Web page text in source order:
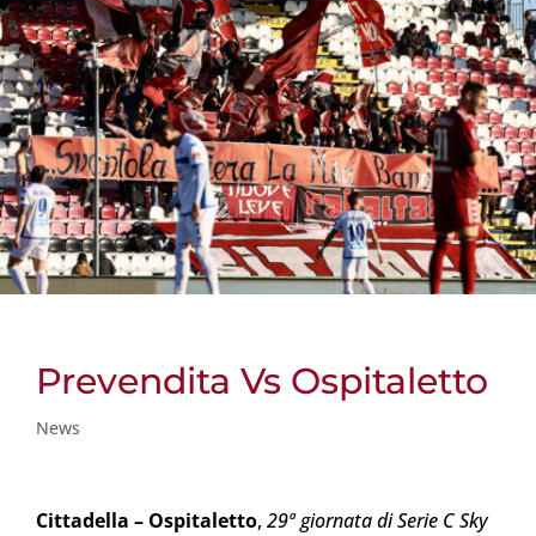
Prevendita Vs Ospitaletto
News
Cittadella – Ospitaletto, 29ª giornata di Serie C Sky